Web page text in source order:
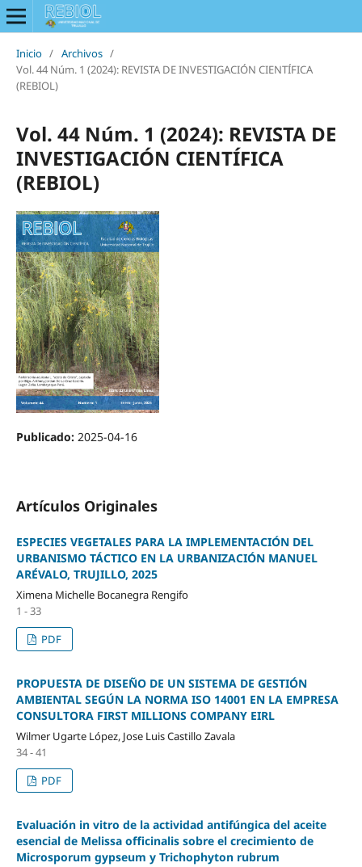
Inicio / Archivos /
Vol. 44 Núm. 1 (2024): REVISTA DE INVESTIGACIÓN CIENTÍFICA
(REBIOL)
Vol. 44 Núm. 1 (2024): REVISTA DE
INVESTIGACIÓN CIENTÍFICA
(REBIOL)
Publicado: 2025-04-16
Artículos Originales
ESPECIES VEGETALES PARA LA IMPLEMENTACIÓN DEL
URBANISMO TÁCTICO EN LA URBANIZACIÓN MANUEL
ARÉVALO, TRUJILLO, 2025
Ximena Michelle Bocanegra Rengifo
1 - 33
PDF
PROPUESTA DE DISEÑO DE UN SISTEMA DE GESTIÓN
AMBIENTAL SEGÚN LA NORMA ISO 14001 EN LA EMPRESA
CONSULTORA FIRST MILLIONS COMPANY EIRL
Wilmer Ugarte López, Jose Luis Castillo Zavala
34 - 41
PDF
Evaluación in vitro de la actividad antifúngica del aceite
esencial de Melissa officinalis sobre el crecimiento de
Microsporum gypseum y Trichophyton rubrum